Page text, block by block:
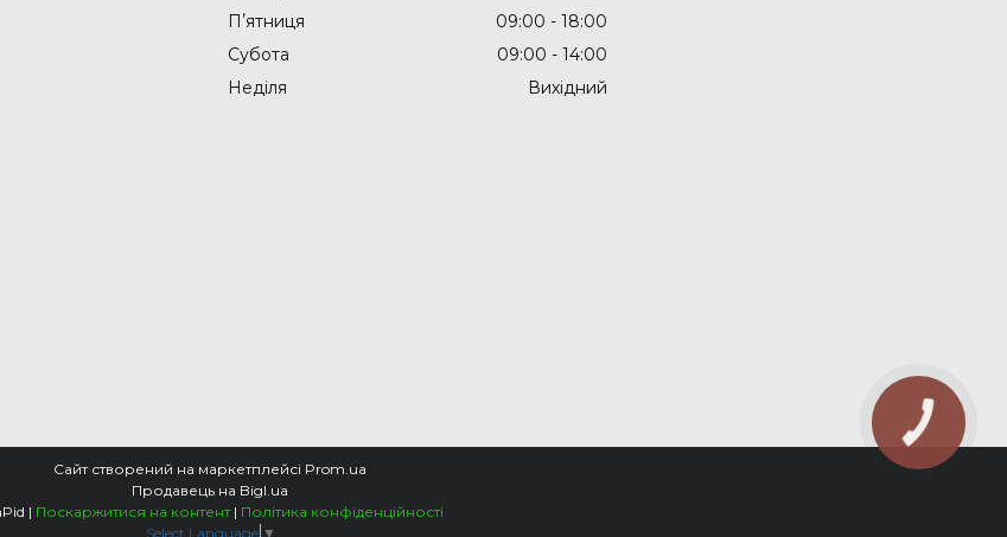
Пʼятниця
09:00
18:00
Субота
09:00
14:00
Неділя
Вихідний
Сайт створений на маркетплейсі Prom.ua
Продавець на Bigl.ua
SanPid | Поскаржитися на контент | Політика конфіденційності
Select Language ▼
КНОПКА
ЗВ'ЯЗКУ